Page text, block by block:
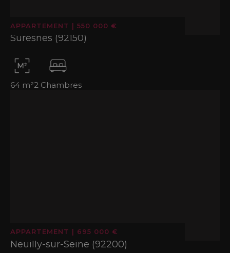
APPARTEMENT | 550 000 €
Suresnes (92150)
64 m²2 Chambres
APPARTEMENT | 695 000 €
Neuilly-sur-Seine (92200)